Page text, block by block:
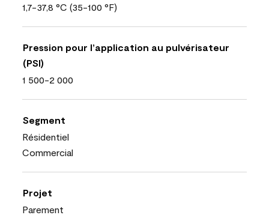
1,7-37,8 °C (35-100 °F)
Pression pour l’application au pulvérisateur
(PSI)
1 500-2 000
Segment
Résidentiel
Commercial
Projet
Parement